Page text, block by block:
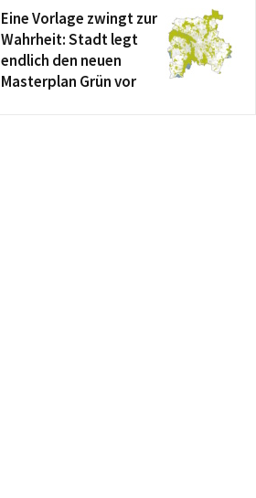
Eine Vorlage zwingt zur
Wahrheit: Stadt legt
endlich den neuen
Masterplan Grün vor